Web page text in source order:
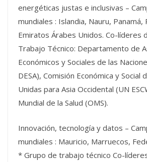
energéticas justas e inclusivas –
mundiales : Islandia, Nauru, Panamá,
Emiratos Árabes Unidos. Co-líderes
Trabajo Técnico: Departamento de
Económicos y Sociales de las
DESA), Comisión Económica y Social
Unidas para Asia Occidental (UN
Mundial de la Salud (OMS).
Innovación, tecnología y datos –
mundiales : Mauricio, Marruecos,
* Grupo de trabajo técnico Co-